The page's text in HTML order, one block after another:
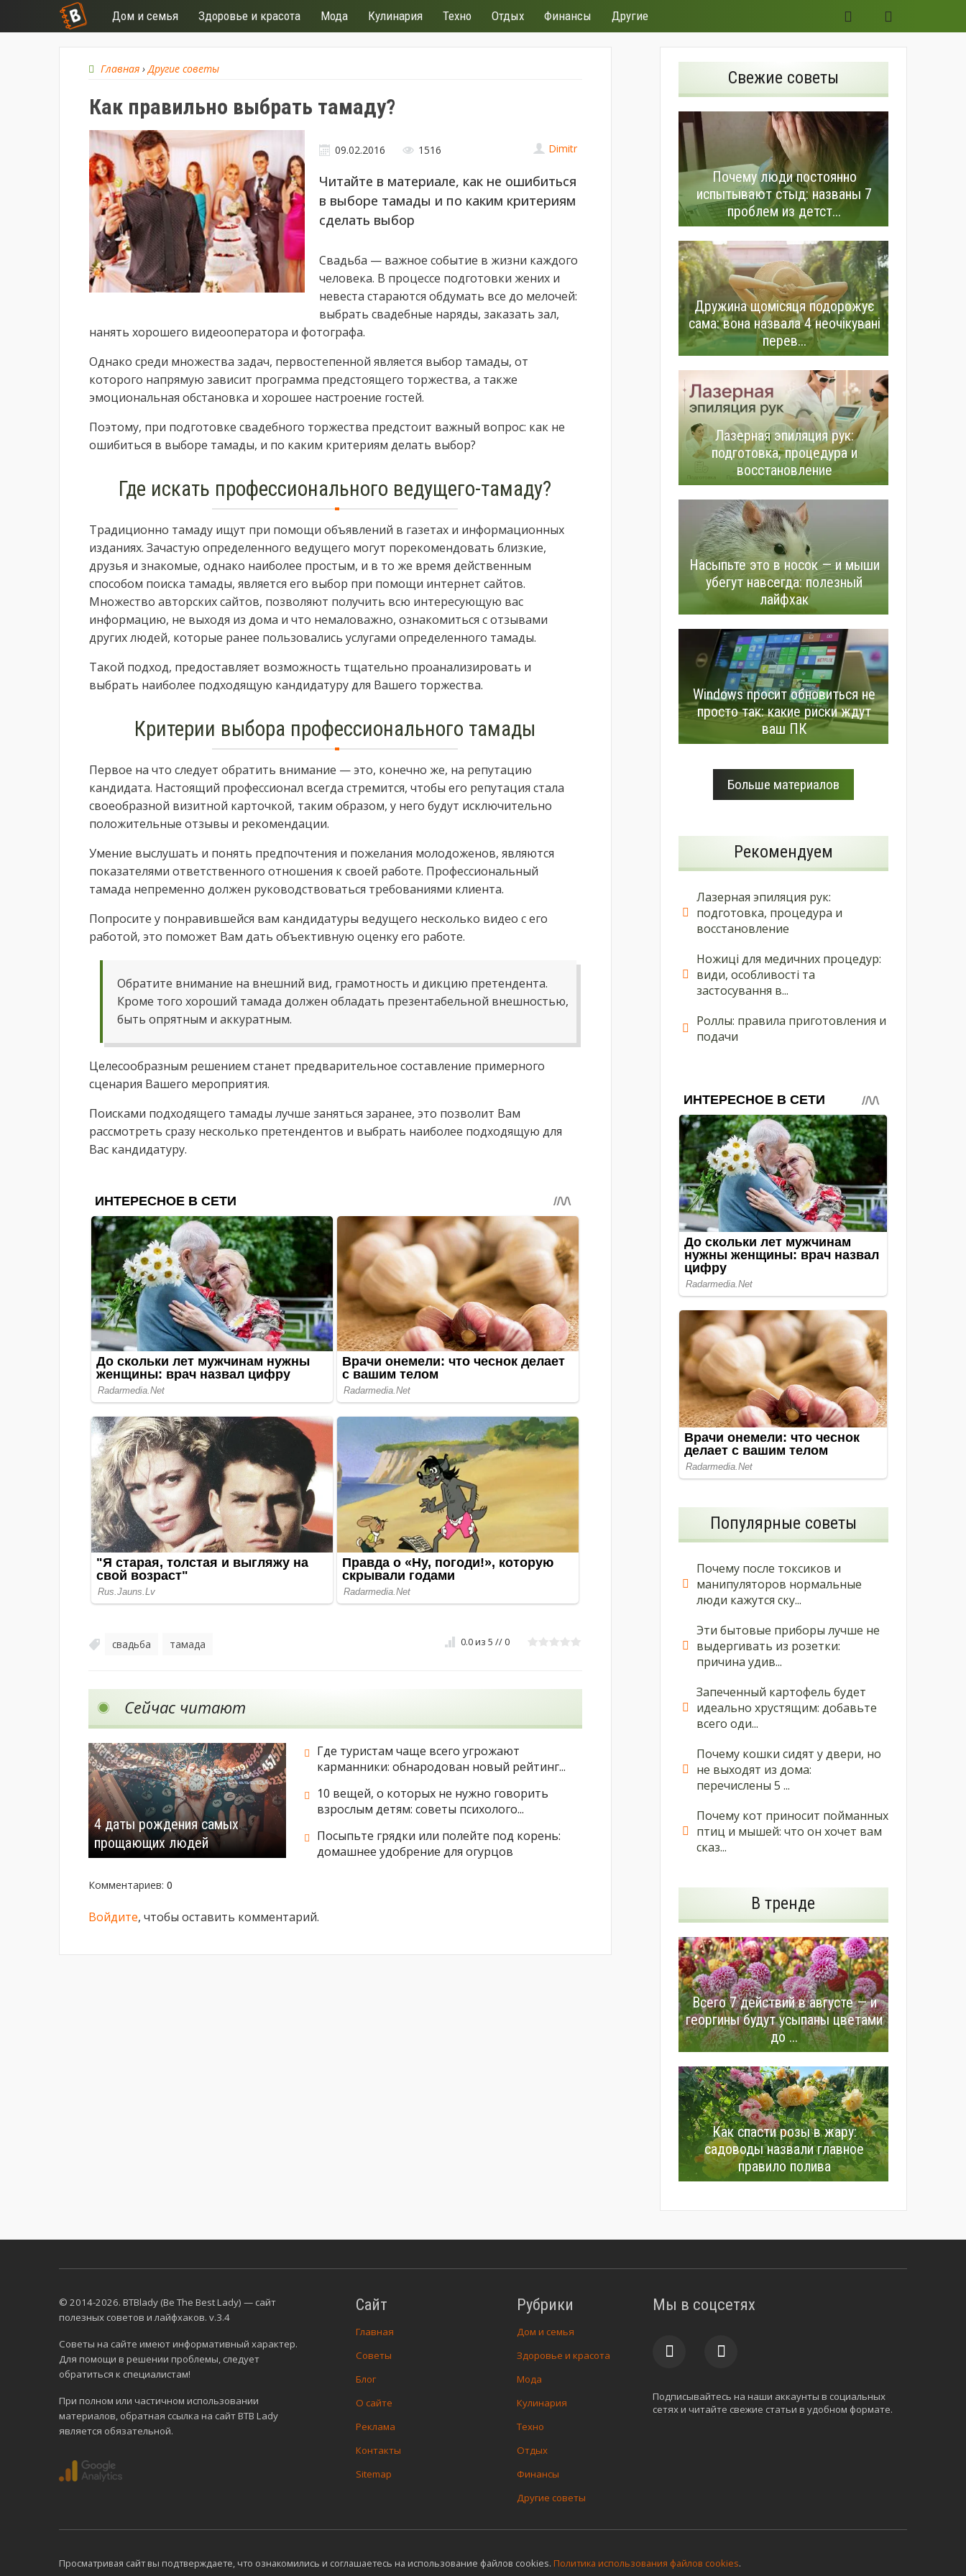
Дом и семья Здоровье и красота Мода Кулинария Техно Отдых Финансы Другие
Главная ›Другие советы
Как правильно выбрать тамаду?
09.02.2016 1516 Dimitr
Читайте в материале, как не ошибиться
в выборе тамады и по каким критериям
сделать выбор
Свадьба — важное событие в жизни каждого
человека. В процессе подготовки жених и
невеста стараются обдумать все до мелочей:
выбрать свадебные наряды, заказать зал,
нанять хорошего видеооператора и фотографа.
Однако среди множества задач, первостепенной является выбор тамады, от
которого напрямую зависит программа предстоящего торжества, а также
эмоциональная обстановка и хорошее настроение гостей.
Поэтому, при подготовке свадебного торжества предстоит важный вопрос: как не
ошибиться в выборе тамады, и по каким критериям делать выбор?
Где искать профессионального ведущего-тамаду?
Традиционно тамаду ищут при помощи объявлений в газетах и информационных
изданиях. Зачастую определенного ведущего могут порекомендовать близкие,
друзья и знакомые, однако наиболее простым, и в то же время действенным
способом поиска тамады, является его выбор при помощи интернет сайтов.
Множество авторских сайтов, позволяют получить всю интересующую вас
информацию, не выходя из дома и что немаловажно, ознакомиться с отзывами
других людей, которые ранее пользовались услугами определенного тамады.
Такой подход, предоставляет возможность тщательно проанализировать и
выбрать наиболее подходящую кандидатуру для Вашего торжества.
Критерии выбора профессионального тамады
Первое на что следует обратить внимание — это, конечно же, на репутацию
кандидата. Настоящий профессионал всегда стремится, чтобы его репутация стала
своеобразной визитной карточкой, таким образом, у него будут исключительно
положительные отзывы и рекомендации.
Умение выслушать и понять предпочтения и пожелания молодоженов, являются
показателями ответственного отношения к своей работе. Профессиональный
тамада непременно должен руководствоваться требованиями клиента.
Попросите у понравившейся вам кандидатуры ведущего несколько видео с его
работой, это поможет Вам дать объективную оценку его работе.
Обратите внимание на внешний вид, грамотность и дикцию претендента.
Кроме того хороший тамада должен обладать презентабельной внешностью,
быть опрятным и аккуратным.
Целесообразным решением станет предварительное составление примерного
сценария Вашего мероприятия.
Поисками подходящего тамады лучше заняться заранее, это позволит Вам
рассмотреть сразу несколько претендентов и выбрать наиболее подходящую для
Вас кандидатуру.
0.0из 5 // 0
свадьба тамада
Сейчас читают
4 даты рождения самых
прощающих людей
Где туристам чаще всего угрожают
карманники: обнародован новый рейтинг...
10 вещей, о которых не нужно говорить
взрослым детям: советы психолого...
Посыпьте грядки или полейте под корень:
домашнее удобрение для огурцов
Комментариев: 0
Войдите, чтобы оставить комментарий.
Свежие советы
Почему люди постоянно
испытывают стыд: названы 7
проблем из детст...
Дружина щомісяця подорожує
сама: вона назвала 4 неочікувані
перев...
Лазерная эпиляция рук:
подготовка, процедура и
восстановление
Насыпьте это в носок — и мыши
убегут навсегда: полезный
лайфхак
Windows просит обновиться не
просто так: какие риски ждут
ваш ПК
Больше материалов
Рекомендуем
Лазерная эпиляция рук:
подготовка, процедура и
восстановление
Ножиці для медичних процедур:
види, особливості та
застосування в...
Роллы: правила приготовления и
подачи
Популярные советы
Почему после токсиков и
манипуляторов нормальные
люди кажутся ску...
Эти бытовые приборы лучше не
выдергивать из розетки:
причина удив...
Запеченный картофель будет
идеально хрустящим: добавьте
всего оди...
Почему кошки сидят у двери, но
не выходят из дома:
перечислены 5 ...
Почему кот приносит пойманных
птиц и мышей: что он хочет вам
сказ...
В тренде
Всего 7 действий в августе — и
георгины будут усыпаны цветами
до ...
Как спасти розы в жару:
садоводы назвали главное
правило полива
© 2014-2026. BTBlady (Be The Best Lady) — сайт
полезных советов и лайфхаков. v.3.4
Советы на сайте имеют информативный характер.
Для помощи в решении проблемы, следует
обратиться к специалистам!
При полном или частичном использовании
материалов, обратная ссылка на сайт BTB Lady
является обязательной.
Сайт
Главная
Советы
Блог
О сайте
Реклама
Контакты
Sitemap
Рубрики
Дом и семья
Здоровье и красота
Мода
Кулинария
Техно
Отдых
Финансы
Другие советы
Мы в соцсетях
Подписывайтесь на наши аккаунты в социальных
сетях и читайте свежие статьи в удобном формате.
Просматривая сайт вы подтверждаете, что ознакомились и соглашаетесь на использование файлов cookies. Политика использования файлов cookies.